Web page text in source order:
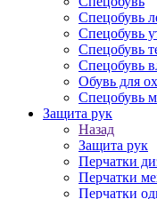
Спецобувь
Спецобувь
Спецобувь
Спецобувь
Обувь для
Спецобувь
Защита рук
Назад
Защита рук
Перчатки
Перчатки
Перчатки